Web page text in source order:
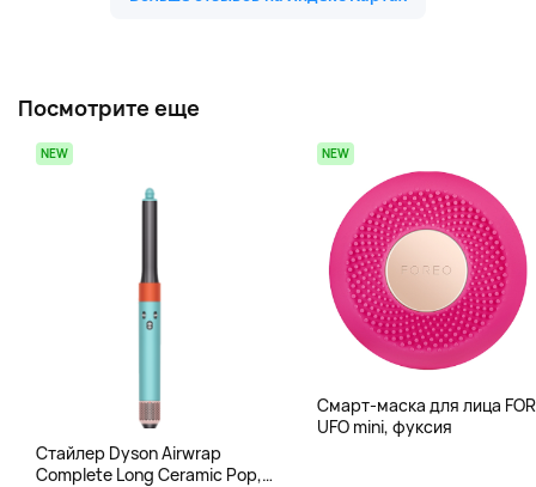
Посмотрите еще
NEW
Стайлер Dyson Airwrap
Complete Long Ceramic Pop,
NEW
Смарт-маска для лица
UFO mini, фуксия